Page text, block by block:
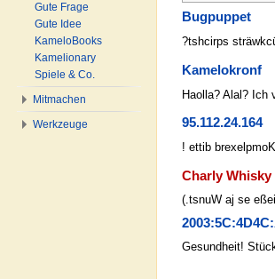
Bugpuppet
?tshcirps
Kamelokronf
Haolla? Alal? Ich
95.112.24.164
! ettib
Charly Whisky
Kunst kommt
Gesundheit!
Gute Frage
Gute Idee
KameloBooks
Kamelionary
Spiele & Co.
Mitmachen
Werkzeuge